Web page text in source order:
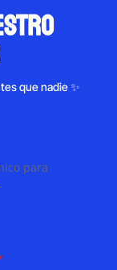
que nadie ✨
para